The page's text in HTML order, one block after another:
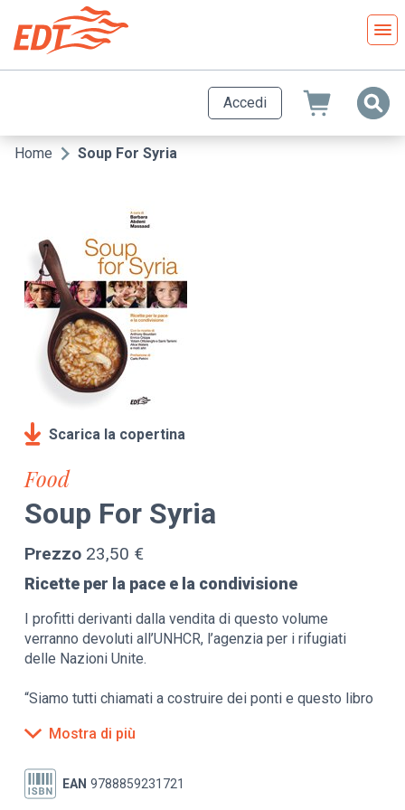
contenuto
principale
Accedi
Briciole
Home Soup For Syria
Scarica la copertina
Food
Soup For Syria
Prezzo 23,50 €
Ricette per la pace e la condivisione
I profitti derivanti dalla vendita di questo volume
verranno devoluti all’UNHCR, l’agenzia per i rifugiati
delle Nazioni Unite.
“Siamo tutti chiamati a costruire dei ponti e questo libro
vulnerabili.”
Dalla prefazione di Carlo Petrini, fondatore di Slow Food
Mostra di più
EAN 9788859231721